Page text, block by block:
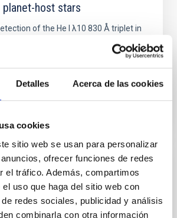
Detalles Acerca de las cookies
cookies
sitio web se usan para personalizar
ofrecer funciones de redes
el tráfico. Además, compartimos
uso que haga del sitio web con
redes sociales, publicidad y análisis
combinarla con otra información
host stars
of the He I λ10 830 Å triplet in
Fast Rotators
Mic, and Rst 137B are in their early